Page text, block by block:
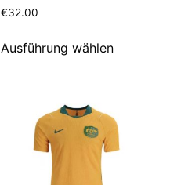
€32.00
Ausführung wählen